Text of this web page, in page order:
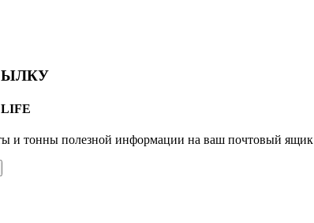
и тонны полезной информации на ваш почтовый ящик